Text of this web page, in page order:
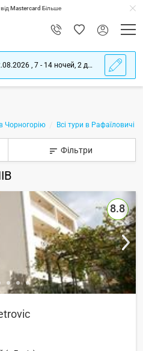
Mastercard Більше
Чорногорія, виліт 30.07.2026 - 22.08.2026 , 7 - 14 ночей, 2 дорослих
Чорногорію Всі тури в Рафаїловичі
Фільтри
8.8